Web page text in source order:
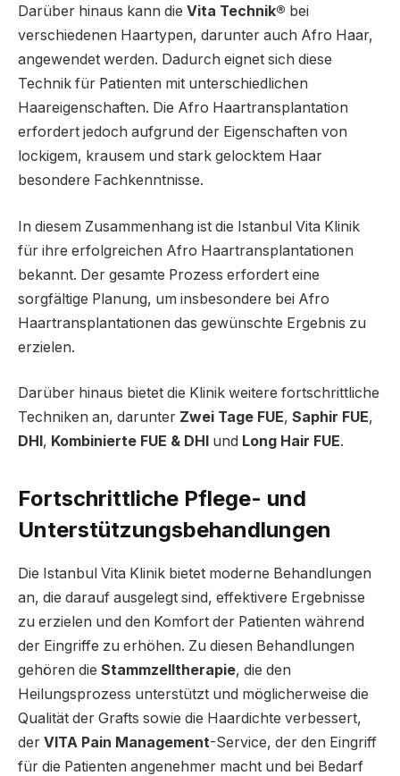
Darüber hinaus kann die Vita Technik® bei
verschiedenen Haartypen, darunter auch Afro Haar,
angewendet werden. Dadurch eignet sich diese
Technik für Patienten mit unterschiedlichen
Haareigenschaften. Die Afro Haartransplantation
erfordert jedoch aufgrund der Eigenschaften von
lockigem, krausem und stark gelocktem Haar
besondere Fachkenntnisse.
In diesem Zusammenhang ist die Istanbul Vita Klinik
für ihre erfolgreichen Afro Haartransplantationen
bekannt. Der gesamte Prozess erfordert eine
sorgfältige Planung, um insbesondere bei Afro
Haartransplantationen das gewünschte Ergebnis zu
erzielen.
Darüber hinaus bietet die Klinik weitere fortschrittliche
Techniken an, darunter Zwei Tage FUE, Saphir FUE,
DHI , Kombinierte FUE & DHI und Long Hair FUE.
Fortschrittliche Pflege- und
Unterstützungsbehandlungen
Die Istanbul Vita Klinik bietet moderne Behandlungen
an, die darauf ausgelegt sind, effektivere Ergebnisse
zu erzielen und den Komfort der Patienten während
der Eingriffe zu erhöhen. Zu diesen Behandlungen
gehören die Stammzelltherapie, die den
Heilungsprozess unterstützt und möglicherweise die
Qualität der Grafts sowie die Haardichte verbessert,
der VITA Pain Management-Service, der den Eingriff
für die Patienten angenehmer macht und bei Bedarf